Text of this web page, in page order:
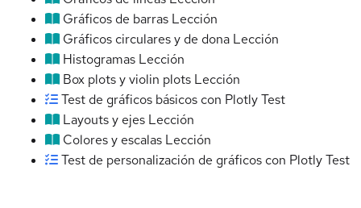
Gráficos de barras Lección
Gráficos circulares y de dona Lección
Histogramas Lección
Box plots y violin plots Lección
Test de gráficos básicos con PlotlyTest
Layouts y ejes Lección
Colores y escalas Lección
Test de personalización de gráficos con PlotlyTest